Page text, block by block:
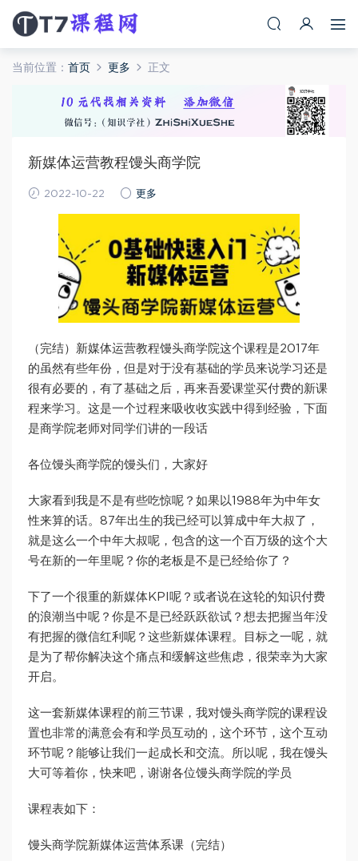
当前位置： 首页 更多 正文
新媒体运营教程馒头商学院
2022-10-22 更多
（完结）新媒体运营教程馒头商学院这个课程是2017年
的虽然有些年份，但是对于没有基础的学员来说学习还是
很有必要的，有了基础之后，再来吾爱课堂买付费的新课
程来学习。这是一个过程来吸收收实践中得到经验，下面
是商学院老师对同学们讲的一段话
各位馒头商学院的馒头们，大家好
大家看到我是不是有些吃惊呢？如果以1988年为中年女
性来算的话。87年出生的我已经可以算成中年大叔了，
就是这么一个中年大叔呢，包含的这一个百万级的这个大
号在新的一年里呢？你的老板是不是已经给你了？
下了一个很重的新媒体KPI呢？或者说在这轮的知识付费
的浪潮当中呢？你是不是已经跃跃欲试？想去把握当年没
有把握的微信红利呢？这些新媒体课程。目标之一呢，就
是为了帮你解决这个痛点和缓解这些焦虑，很荣幸为大家
开启。
这一套新媒体课程的前三节课，我对馒头商学院的课程设
置也非常的满意会有和学员互动的，这个环节，这个互动
环节呢？能够让我们一起成长和交流。所以呢，我在馒头
大可等着你，快来吧，谢谢各位馒头商学院的学员
课程表如下：
馒头商学院新媒体运营体系课（完结）